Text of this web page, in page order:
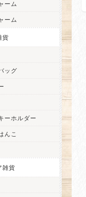
ーム
ーム
貨
ッグ
ーホルダー
んこ
雑貨